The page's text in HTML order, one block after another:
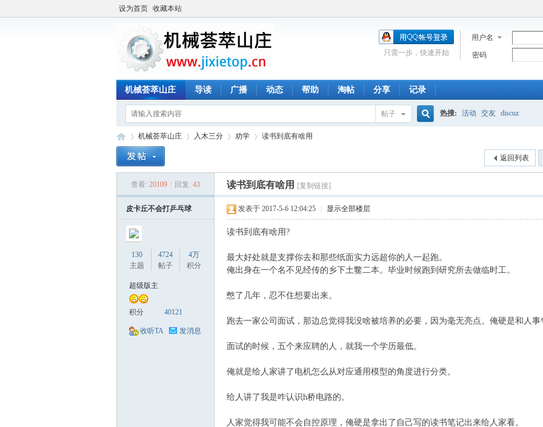
设为首页 收藏本站
用户名
密码
只需一步，快速开始
机械荟萃山庄 导读 广播 动态 帮助 淘帖 分享 记录
帖子 热搜: 活动 交友 discuz
机械荟萃山庄
›
入木三分 劝学
›
读书到底有啥用
返回列表
查看: 20109 回复: 43 读书到底有啥用 [复制链接]
皮卡丘不会打乒乓球
130
主题
4724
帖子
4万
积分
超级版主
积分 40121
收听TA 发消息
发表于 2017-5-6 12:04:25 显示全部楼层
读书到底有啥用?
最大好处就是支撑你去和那些纸面实力远超你的人一起跑。
俺出身在一个名不见经传的乡下土鳖二本。毕业时候跑到研究所去做临时工。
憋了几年，忍不住想要出来。
跑去一家公司面试，那边总觉得我没啥被培养的必要，因为毫无亮点。俺硬是和人
面试的时候，五个来应聘的人，就我一个学历最低。
俺就是给人家讲了电机怎么从对应通用模型的角度进行分类。
给人讲了我是咋认识h桥电路的。
人家觉得我可能不会自控原理，俺硬是拿出了自己写的读书笔记出来给人家看。